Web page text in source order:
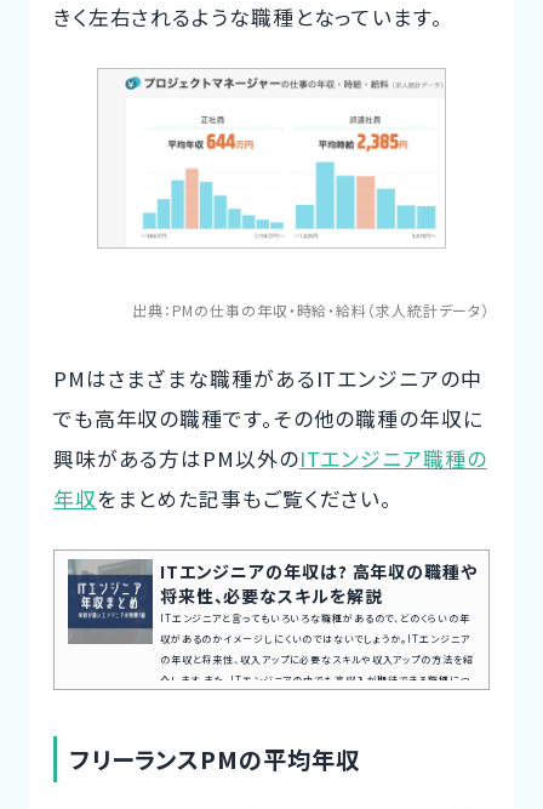
きく左右されるような職種となっています。
出典： PMの仕事の年収・時給・給料（求人統計データ）
PMはさまざまな職種があるITエンジニアの中
でも高年収の職種です。その他の職種の年収に
興味がある方はPM以外のITエンジニア職種の
年収をまとめた記事もご覧ください。
ITエンジニアの年収は? 高年収の職種や
将来性、必要なスキルを解説
ITエンジニアと言ってもいろいろな職種があるので、どのくらいの年
収があるのかイメージしにくいのではないでしょうか。ITエンジニア
の年収と将来性、収入アップに必要なスキルや収入アップの方法を紹
介します。また、ITエンジニアの中でも高収入が期待できる職種につ
Tエンジニアとして年収アップを目指す方に向けて、平均の年収や
フリーランスPMの平均年収